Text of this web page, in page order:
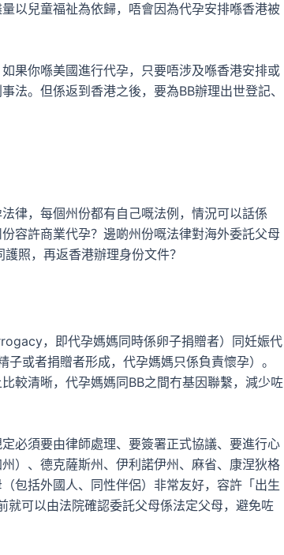
以兒童福祉為依歸，唔會因為代孕安排喺香港被
果你喺美國進行代孕，只要唔涉及喺香港安排或
法。但係返到香港之後，要為BB辦理出世登記、
律，每個州份都有自己嘅法例，情況可以話係
容許商業代孕？邊啲州份嘅法律對海外委託父母
照，再返香港辦理身份文件？
，即代孕媽媽同時係卵子捐贈者）同妊娠代
或者捐贈者形成，代孕媽媽只係負責懷孕）。
較清晰，代孕媽媽同BB之間冇基因聯繫，減少咗
必須要由律師處理、要簽署正式協議、要進行心
）、德克薩斯州、伊利諾伊州、麻省、康涅狄格
包括外國人、同性伴侶）非常友好，容許「出生
可以由法院確認委託父母係法定父母，避免咗